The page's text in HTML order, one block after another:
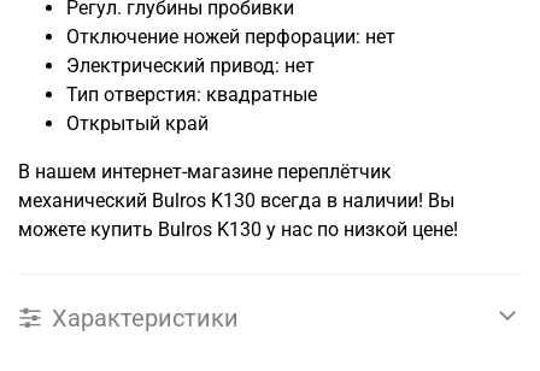
Регул. глубины пробивки
Отключение ножей перфорации: нет
Электрический привод: нет
Тип отверстия: квадратные
Открытый край
В нашем интернет-магазине переплётчик
механический Bulros K130 всегда в наличии! Вы
можете купить Bulros K130 у нас по низкой цене!
Характеристики